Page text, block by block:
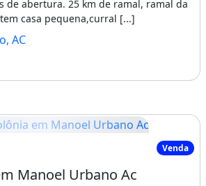
de abertura. 25 km de ramal, ramal da
casa pequena,curral [...]
AC
em Manoel Urbano Ac Venda
Manoel Urbano Ac